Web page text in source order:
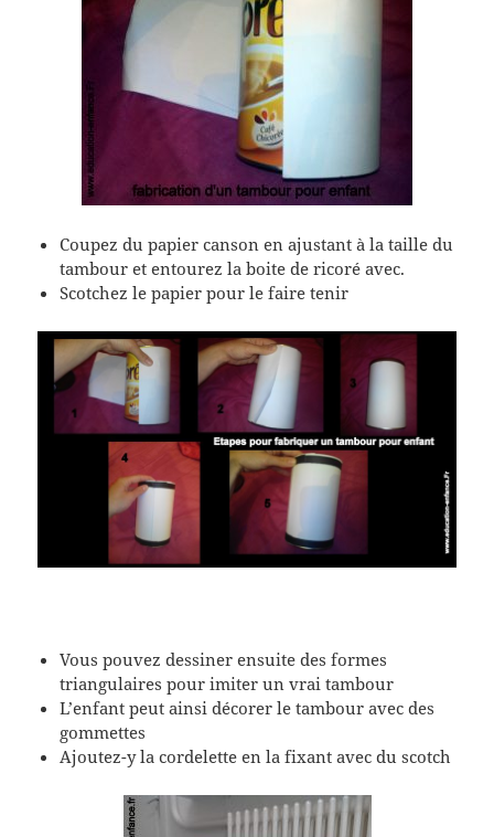
Coupez du papier canson en ajustant à la taille du
tambour et entourez la boite de ricoré avec.
Scotchez le papier pour le faire tenir
Vous pouvez dessiner ensuite des formes
triangulaires pour imiter un vrai tambour
L’enfant peut ainsi décorer le tambour avec des
gommettes
Ajoutez-y la cordelette en la fixant avec du scotch